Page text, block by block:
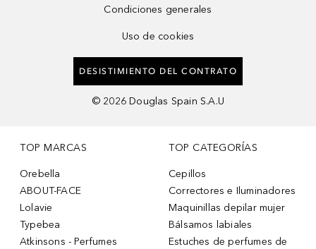
Condiciones generales
Uso de cookies
DESISTIMIENTO DEL CONTRATO
© 2026 Douglas Spain S.A.U
TOP MARCAS
Orebella
ABOUT-FACE
Lolavie
Typebea
Atkinsons - Perfumes
TOP CATEGORÍAS
Cepillos
Correctores e Iluminadores
Maquinillas depilar mujer
Bálsamos labiales
Estuches de perfumes de